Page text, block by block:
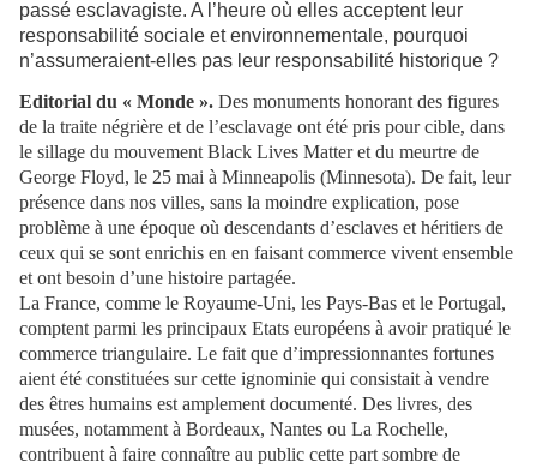
passé esclavagiste. A l’heure où elles acceptent leur
responsabilité sociale et environnementale, pourquoi
n’assumeraient-elles pas leur responsabilité historique ?
Editorial du « Monde ». Des monuments honorant des figures
de la traite négrière et de l’esclavage ont été pris pour cible, dans
le sillage du mouvement Black Lives Matter et du meurtre de
George Floyd, le 25 mai à Minneapolis (Minnesota). De fait, leur
présence dans nos villes, sans la moindre explication, pose
problème à une époque où descendants d’esclaves et héritiers de
ceux qui se sont enrichis en en faisant commerce vivent ensemble
et ont besoin d’une histoire partagée.
La France, comme le Royaume-Uni, les Pays-Bas et le Portugal,
comptent parmi les principaux Etats européens à avoir pratiqué le
commerce triangulaire. Le fait que d’impressionnantes fortunes
aient été constituées sur cette ignominie qui consistait à vendre
des êtres humains est amplement documenté. Des livres, des
musées, notamment à Bordeaux, Nantes ou La Rochelle,
contribuent à faire connaître au public cette part sombre de